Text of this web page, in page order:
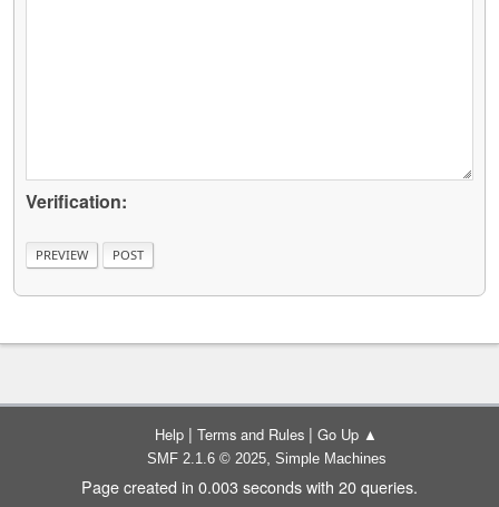
Verification:
Help | Terms and Rules | Go Up ▲
SMF 2.1.6 © 2025, Simple Machines
Page created in 0.003 seconds with 20 queries.